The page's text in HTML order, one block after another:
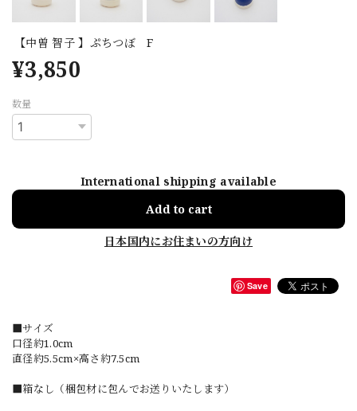
【中曽 智子 】ぷちつぼ F
¥3,850
数量
International shipping available
Add to cart
日本国内にお住まいの方向け
Save
■サイズ
口径約1.0cm
直径約5.5cm×高さ約7.5cm
■箱なし（梱包材に包んでお送りいたします）